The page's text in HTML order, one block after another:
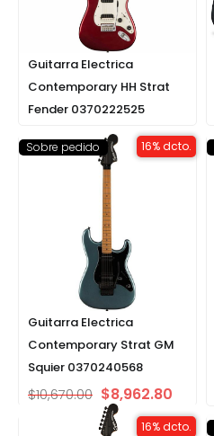
Guitarra Electrica
Contemporary HH Strat
Fender 0370222525
Sobre pedido 16% dcto.
Guitarra Electrica
Contemporary Strat GM
Squier 0370240568
$10,670.00 $8,962.80
16% dcto.